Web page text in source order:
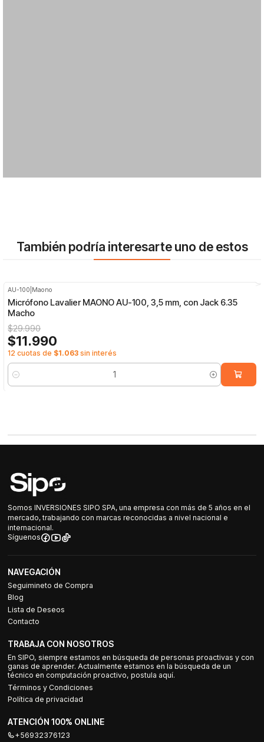
También podría interesarte uno de estos
-60%
AU-100 Maono
Micrófono Lavalier MAONO AU-100, 3,5 mm, con Jack 6.35
Macho
$29.990
$11.990
12 cuotas de $1.063 sin interés
Cantidad
Somos INVERSIONES SIPO SPA, una empresa con más de 5 años en el
mercado, trabajando con marcas reconocidas a nivel nacional e
internacional.
Síguenos
NAVEGACIÓN
Seguimineto de Compra
Blog
Lista de Deseos
Contacto
TRABAJA CON NOSOTROS
En SIPO, siempre estamos en búsqueda de personas proactivas y con
ganas de aprender. Actualmente estamos en la búsqueda de un
técnico en computación proactivo, postula aquí.
Términos y Condiciones
Política de privacidad
ATENCIÓN 100% ONLINE
+56932376123